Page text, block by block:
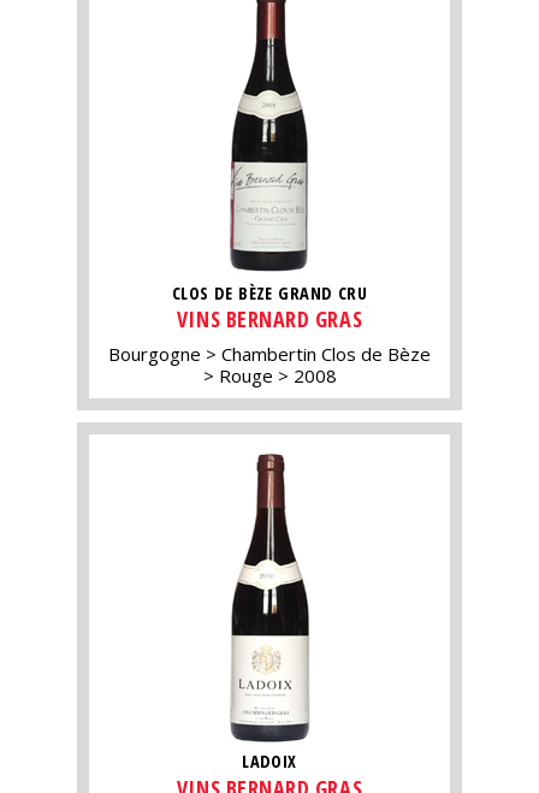
CLOS DE BÈZE GRAND CRU
VINS BERNARD GRAS
Bourgogne
Chambertin Clos de Bèze
Rouge
2008
LADOIX